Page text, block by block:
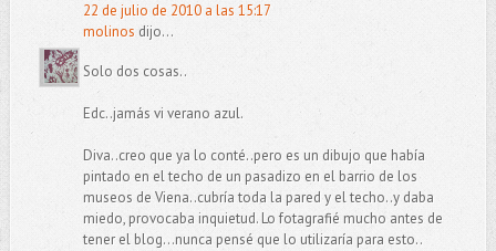
22 de julio de 2010 a las 15:17
molinos dijo...
Solo dos cosas..
Edc..jamás vi verano azul.
Diva..creo que ya lo conté..pero es un dibujo que había
pintado en el techo de un pasadizo en el barrio de los
museos de Viena..cubría toda la pared y el techo..y daba
miedo, provocaba inquietud. Lo fotagrafié mucho antes de
tener el blog...nunca pensé que lo utilizaría para esto..